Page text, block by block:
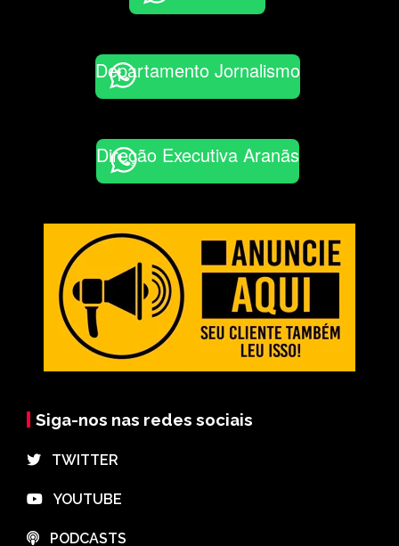
Departamento Jornalismo
Direção Executiva Aranãs
Siga-nos nas redes sociais
⠀TWITTER
⠀YOUTUBE
⠀PODCASTS